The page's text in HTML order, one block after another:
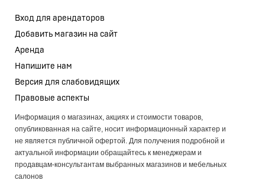
Вход для арендаторов
Добавить магазин на сайт
Аренда
Напишите нам
Версия для слабовидящих
Правовые аспекты
Информация о магазинах, акциях и стоимости товаров,
опубликованная на сайте, носит информационный характер и
не является публичной офертой. Для получения подробной и
актуальной информации обращайтесь к менеджерам и
продавцам-консультантам выбранных магазинов и мебельных
салонов